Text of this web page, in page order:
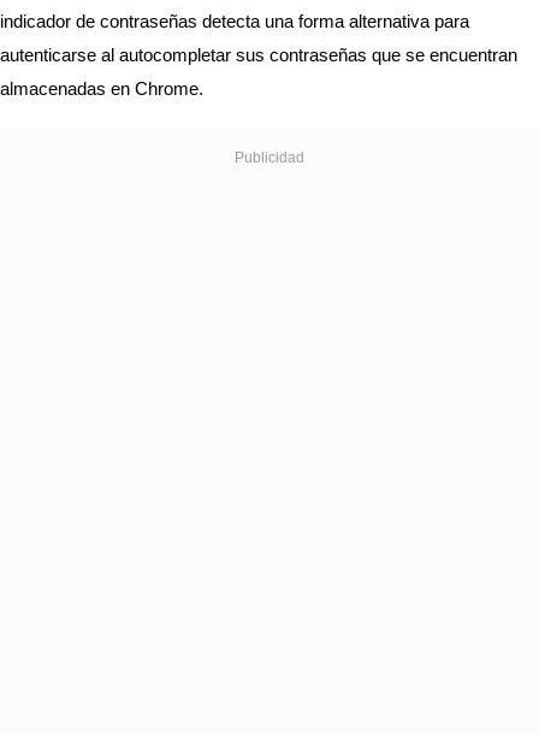
indicador de contraseñas detecta una forma alternativa para
autenticarse al autocompletar sus contraseñas que se encuentran
almacenadas en Chrome.